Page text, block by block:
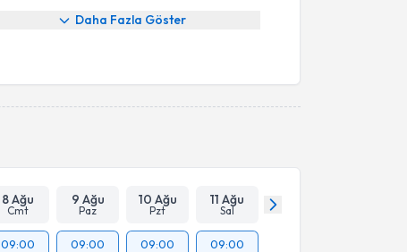
Daha Fazla Göster
8 Ağu
Cmt
9 Ağu
Paz
10 Ağu
Pzt
11 Ağu
Sal
09:00
09:00
09:00
09:00